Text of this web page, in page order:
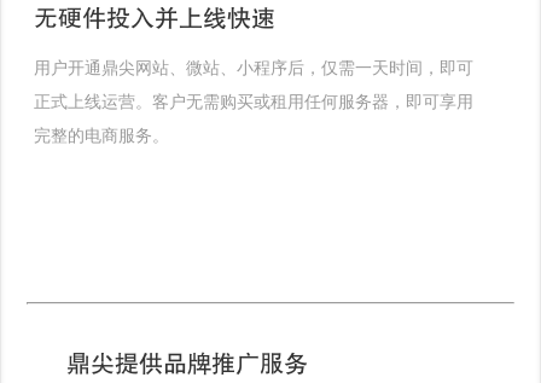
无硬件投入并上线快速
用户开通鼎尖网站、微站、小程序后，仅需一天时间，即可
正式上线运营。客户无需购买或租用任何服务器，即可享用
完整的电商服务。
鼎尖提供品牌推广服务